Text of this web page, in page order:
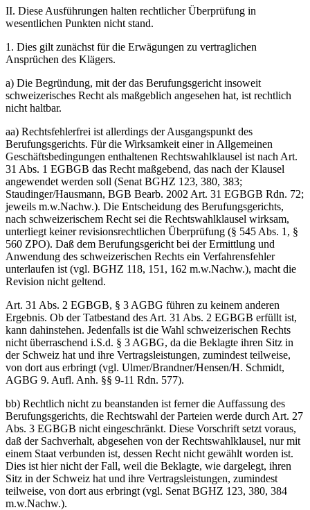
II. Diese Ausführungen halten rechtlicher Überprüfung in
wesentlichen Punkten nicht stand.
1. Dies gilt zunächst für die Erwägungen zu vertraglichen
Ansprüchen des Klägers.
a) Die Begründung, mit der das Berufungsgericht insoweit
schweizerisches Recht als maßgeblich angesehen hat, ist rechtlich
nicht haltbar.
aa) Rechtsfehlerfrei ist allerdings der Ausgangspunkt des
Berufungsgerichts. Für die Wirksamkeit einer in Allgemeinen
Geschäftsbedingungen enthaltenen Rechtswahlklausel ist nach Art.
31 Abs. 1 EGBGB das Recht maßgebend, das nach der Klausel
angewendet werden soll (Senat BGHZ 123, 380, 383;
Staudinger/Hausmann, BGB Bearb. 2002 Art. 31 EGBGB Rdn. 72;
jeweils m.w.Nachw.). Die Entscheidung des Berufungsgerichts,
nach schweizerischem Recht sei die Rechtswahlklausel wirksam,
unterliegt keiner revisionsrechtlichen Überprüfung (§ 545 Abs. 1, §
560 ZPO). Daß dem Berufungsgericht bei der Ermittlung und
Anwendung des schweizerischen Rechts ein Verfahrensfehler
unterlaufen ist (vgl. BGHZ 118, 151, 162 m.w.Nachw.), macht die
Revision nicht geltend.
Art. 31 Abs. 2 EGBGB, § 3 AGBG führen zu keinem anderen
Ergebnis. Ob der Tatbestand des Art. 31 Abs. 2 EGBGB erfüllt ist,
kann dahinstehen. Jedenfalls ist die Wahl schweizerischen Rechts
nicht überraschend i.S.d. § 3 AGBG, da die Beklagte ihren Sitz in
der Schweiz hat und ihre Vertragsleistungen, zumindest teilweise,
von dort aus erbringt (vgl. Ulmer/Brandner/Hensen/H. Schmidt,
AGBG 9. Aufl. Anh. §§ 9-11 Rdn. 577).
bb) Rechtlich nicht zu beanstanden ist ferner die Auffassung des
Berufungsgerichts, die Rechtswahl der Parteien werde durch Art. 27
Abs. 3 EGBGB nicht eingeschränkt. Diese Vorschrift setzt voraus,
daß der Sachverhalt, abgesehen von der Rechtswahlklausel, nur mit
einem Staat verbunden ist, dessen Recht nicht gewählt worden ist.
Dies ist hier nicht der Fall, weil die Beklagte, wie dargelegt, ihren
Sitz in der Schweiz hat und ihre Vertragsleistungen, zumindest
teilweise, von dort aus erbringt (vgl. Senat BGHZ 123, 380, 384
m.w.Nachw.).